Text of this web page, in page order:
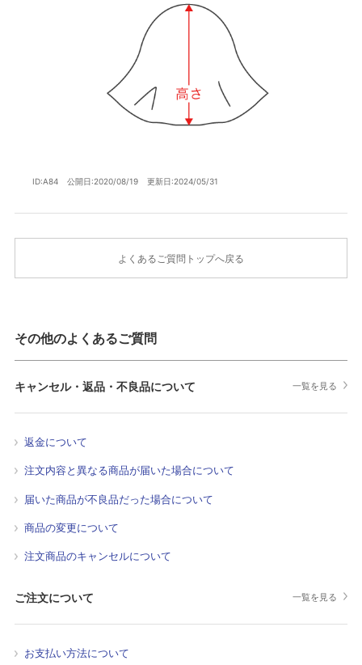
ID:A84 公開日:2020/08/19 更新日:2024/05/31
よくあるご質問トップへ戻る
その他のよくあるご質問
キャンセル・返品・不良品について 一覧を見る
返金について
注文内容と異なる商品が届いた場合について
届いた商品が不良品だった場合について
商品の変更について
注文商品のキャンセルについて
ご注文について 一覧を見る
お支払い方法について